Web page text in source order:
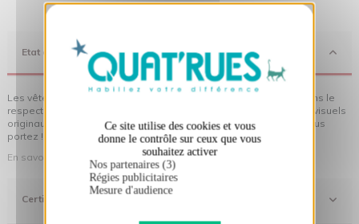
Ce site utilise des cookies et vous
donne le contrôle sur ceux que vous
souhaitez activer
Nos partenaires (3)
Régies publicitaires
Mesure d'audience
Etat d'Esprit
Les vêtements Quat'rues sont en coton biologique, fabriqués dans le
respect de l'homme et de son environnement... sans oublier des visuels
originaux qui donnent encore plus de sens aux vêtements que vous
portez !
En savoir plus sur notre démarche
Certifications